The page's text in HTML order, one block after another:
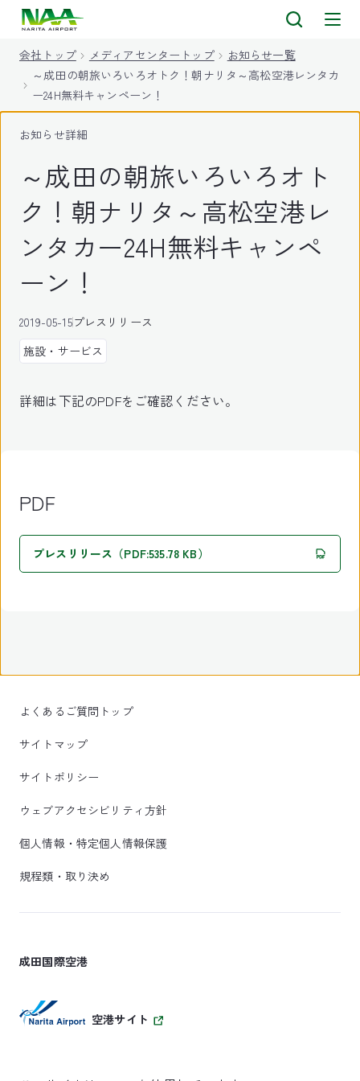
会社トップ メディアセンタートップ
お知らせ一覧
～成田の朝旅いろいろオトク！朝ナリタ～高松空港レンタカ
ー24H無料キャンペーン！
お知らせ詳細
～成田の朝旅いろいろオト
ク！朝ナリタ～高松空港レ
ンタカー24H無料キャンペ
ーン！
2019-05-15プレスリリース
施設・サービス
詳細は下記のPDFをご確認ください。
PDF
プレスリリース（PDF:535.78 KB）
よくあるご質問トップ
サイトマップ
サイトポリシー
ウェブアクセシビリティ方針
個人情報・特定個人情報保護
規程類・取り決め
成田国際空港
空港サイト